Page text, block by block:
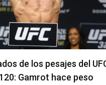
Salkilld es favorito para la
de UFC Vegas 120